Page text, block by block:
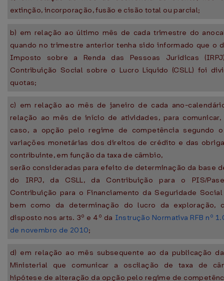
extinção, incorporação, fusão e cisão total ou parcial;
b) em relação ao último mês de cada trimestre do
quando no trimestre anterior tenha sido informado que o
Imposto sobre a Renda das Pessoas Jurídicas
Contribuição Social sobre o Lucro Líquido (CSLL) foi
quotas;
c) em relação ao mês de janeiro de cada ano-
relação ao mês de início de atividades, para
caso, a opção pelo regime de competência segundo
variações monetárias dos direitos de crédito e das
contribuinte, em função da taxa de câmbio,
serão consideradas para efeito de determinação da base
do IRPJ, da CSLL, da Contribuição para o PIS/
Contribuição para o Financiamento da Seguridade Social
bem como da determinação do lucro da exploração,
disposto nos arts. 3º e 4º da Instrução Normativa RFB nº
de novembro de 2010;
d) em relação ao mês subsequente ao da publicação
Ministerial que comunicar a oscilação de taxa de
hipótese de alteração da opção pelo regime de